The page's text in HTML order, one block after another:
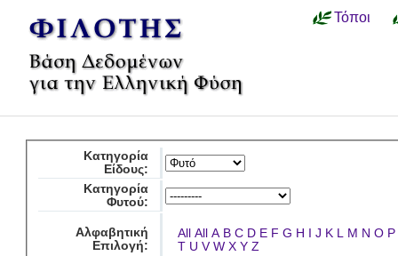
Τόποι
Κατηγορία
Είδους:
Κατηγορία
Φυτού:
Αλφαβητική
Επιλογή:
All All A B C D E F G H I J K L M N O P
T U V W X Y Z